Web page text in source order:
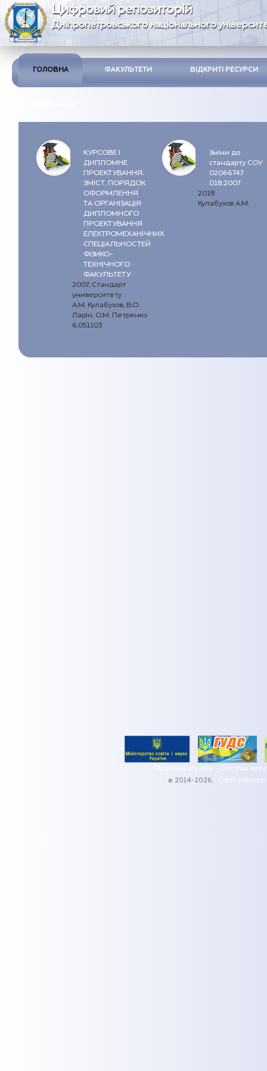
Цифровий репозиторій
Дніпропетровського національного
ГОЛОВНА ФАКУЛЬТЕТИ ВІДКРИТІ РЕСУРСИ
КУРСОВЕ І
ДИПЛОМНЕ
ПРОЕКТУВАННЯ.
ЗМІСТ, ПОРЯДОК
ОФОРМЛЕННЯ
ТА ОРГАНІЗАЦІЯ
ДИПЛОМНОГО
ПРОЕКТУВАННЯ
ЕЛЕКТРОМЕХАНІЧНИХ
СПЕЦІАЛЬНОСТЕЙ
ФІЗИКО-
ТЕХНІЧНОГО
ФАКУЛЬТЕТУ
2007, Стандарт
университету
А.М. Кулабухов, В.О.
Ларін, О.М. Петренко
6.051103
Зміни до
стандарту СОУ
02066747
018:2007
2018
Кулабухов А.М.
Поштова служба
Система
© 2014-2026,
Dmitry Boyko